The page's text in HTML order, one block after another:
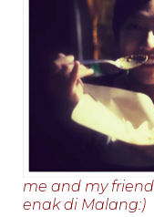
me and my
enak di Malang:)